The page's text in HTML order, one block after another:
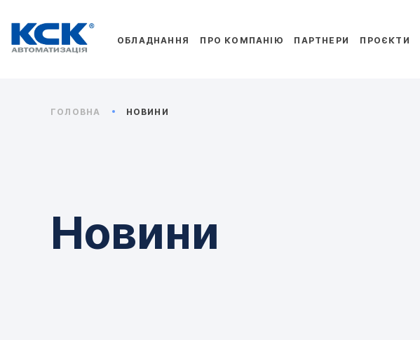
ОБЛАДНАННЯ ПРО КОМПАНІЮ ПАРТНЕРИ ПРОЄКТИ
ГОЛОВНА НОВИНИ
Новини